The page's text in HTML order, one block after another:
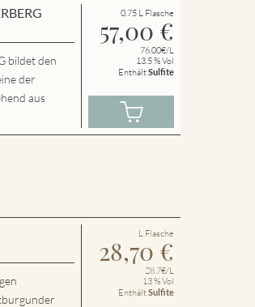
bildet den
der
aus
0.75 L Flasche
57,00 €
76.00€/L
13.5 % Vol
EnthältSulfite
L Flasche
28,70 €
28.7€/L
13 % Vol
EnthältSulfite